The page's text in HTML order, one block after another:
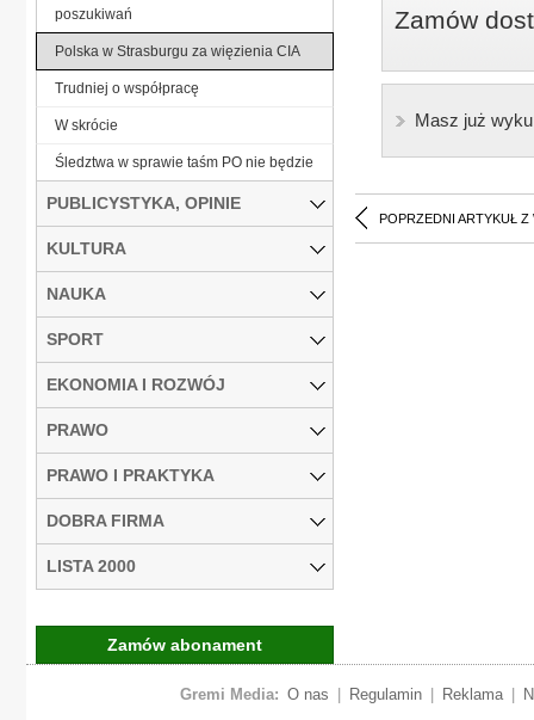
Zamów
Masz już
POPRZEDNI ARTYKUŁ Z
poszukiwań
Polska w Strasburgu za więzienia CIA
Trudniej o współpracę
W skrócie
Śledztwa w sprawie taśm PO nie będzie
PUBLICYSTYKA, OPINIE
KULTURA
NAUKA
SPORT
EKONOMIA I ROZWÓJ
PRAWO
PRAWO I PRAKTYKA
DOBRA FIRMA
LISTA 2000
Zamów abonament
Gremi Media: O nas Regulamin Reklama